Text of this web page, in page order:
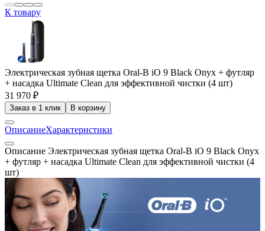
К товару
Электрическая зубная щетка Oral-B iO 9 Black Onyx + футляр
+ насадка Ultimate Clean для эффективной чистки (4 шт)
31 970 ₽
Заказ в 1 клик В корзину
ОписаниеХарактеристики
Описание Электрическая зубная щетка Oral-B iO 9 Black Onyx
+ футляр + насадка Ultimate Clean для эффективной чистки (4
шт)